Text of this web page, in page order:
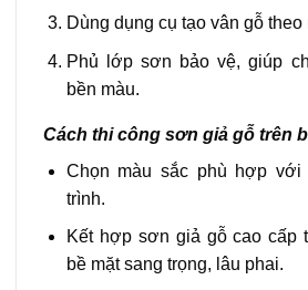
Dùng dụng cụ tạo vân gỗ theo
Phủ lớp sơn bảo vệ, giúp
bền màu.
Cách thi công sơn giả gỗ trên
Chọn màu sắc phù hợp với
trình.
Kết hợp sơn giả gỗ cao cấp
bề mặt sang trọng, lâu phai.